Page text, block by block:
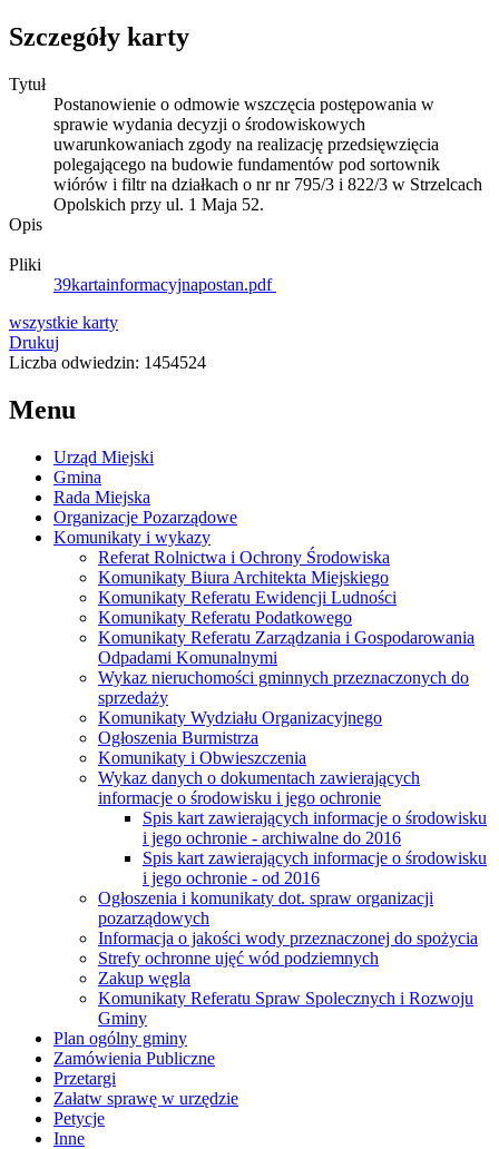
Szczegóły karty
Tytuł
Postanowienie o odmowie wszczęcia postępowania w
sprawie wydania decyzji o środowiskowych
uwarunkowaniach zgody na realizację przedsięwzięcia
polegającego na budowie fundamentów pod sortownik
wiórów i filtr na działkach o nr nr 795/3 i 822/3 w Strzelcach
Opolskich przy ul. 1 Maja 52.
Opis
Pliki
39kartainformacyjnapostan.pdf
wszystkie karty
Drukuj
Liczba odwiedzin: 1454524
Menu
Urząd Miejski
Gmina
Rada Miejska
Organizacje Pozarządowe
Komunikaty i wykazy
Referat Rolnictwa i Ochrony Środowiska
Komunikaty Biura Architekta Miejskiego
Komunikaty Referatu Ewidencji Ludności
Komunikaty Referatu Podatkowego
Komunikaty Referatu Zarządzania i Gospodarowania
Odpadami Komunalnymi
Wykaz nieruchomości gminnych przeznaczonych do
sprzedaży
Komunikaty Wydziału Organizacyjnego
Ogłoszenia Burmistrza
Komunikaty i Obwieszczenia
Wykaz danych o dokumentach zawierających
informacje o środowisku i jego ochronie
Spis kart zawierających informacje o środowisku
i jego ochronie - archiwalne do 2016
Spis kart zawierających informacje o środowisku
i jego ochronie - od 2016
Ogłoszenia i komunikaty dot. spraw organizacji
pozarządowych
Informacja o jakości wody przeznaczonej do spożycia
Strefy ochronne ujęć wód podziemnych
Zakup węgla
Komunikaty Referatu Spraw Spolecznych i Rozwoju
Gminy
Plan ogólny gminy
Zamówienia Publiczne
Przetargi
Załatw sprawę w urzędzie
Petycje
Inne